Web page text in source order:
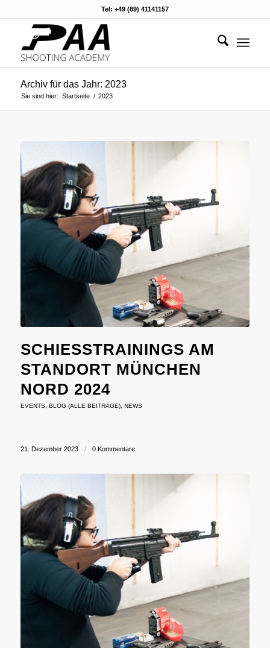
Tel: +49 (89) 41141157
Archiv für das Jahr: 2023
Sie sind hier: Startseite / 2023
SCHIESSTRAININGS AM S
TANDORT MÜNCHEN N
ORD 2024
EVENTS, BLOG (ALLE BEITRÄGE), NEWS
21. Dezember 2023 / 0 Kommentare